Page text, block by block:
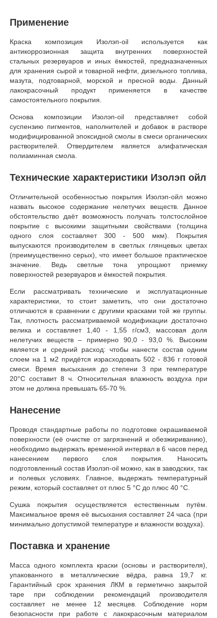
Применение
Краска композиция Изолэп-oil используется как
антикоррозионная защита внутренних поверхностей
стальных резервуаров и иных ёмкостей, предназначенных
для хранения сырой и товарной нефти, дизельного топлива,
мазута, подтоварной, морской и пресной воды. Данный
лакокрасочный продукт применяется в качестве
самостоятельного покрытия.
Основа композиции Изолэп-oil представляет собой
суспензию пигментов, наполнителей и добавок в растворе
модифицированной эпоксидной смолы в смеси органических
растворителей. Отвердителем является алифатическая
полиаминная смола.
Технические характеристики Изолэп ойл
Отличительной особенностью покрытия Изолэп-ойл можно
назвать высокое содержание нелетучих веществ. Данное
обстоятельство даёт возможность получать толстослойное
покрытие с высокими защитными свойствами (толщина
одного слоя составляет 300 - 500 мкм). Покрытия
выпускаются производителем в светлых глянцевых цветах
(преимущественно серых), что имеет большое практическое
значение. Ведь светлые тона упрощают приемку
поверхностей резервуаров и ёмкостей покрытия.
Если рассматривать технические и эксплуатационные
характеристики, то стоит заметить, что они достаточно
отличаются в сравнении с другими красками той же группы.
Так, плотность рассматриваемой модификации достаточно
велика и составляет 1,40 - 1,55 г/см3, массовая доля
нелетучих веществ – примерно 90,0 - 93,0 %. Высоким
является и средний расход: чтобы нанести состав одним
слоем на 1 м2 придётся израсходовать 502 - 836 г готовой
смеси. Время высыхания до степени 3 при температуре
20°С составит 8 ч. Относительная влажность воздуха при
этом не должна превышать 65-70 %.
Нанесение
Проводя стандартные работы по подготовке окрашиваемой
поверхности (её очистке от загрязнений и обезжириванию),
необходимо выдержать временной интервал в 6 часов перед
нанесением первого слоя покрытия. Наносить
подготовленный состав Изолэп-oil можно, как в заводских, так
и полевых условиях. Главное, выдержать температурный
режим, который составляет от плюс 5 °С до плюс 40 °С.
Сушка покрытия осуществляется естественным путём.
Максимальное время её высыхания составляет 24 часа (при
минимально допустимой температуре и влажности воздуха).
Поставка и хранение
Масса одного комплекта краски (основы и растворителя),
упакованного в металлические вёдра, равна 19,7 кг.
Гарантийный срок хранения ЛКМ в герметично закрытой
таре при соблюдении рекомендаций производителя
составляет не менее 12 месяцев. Соблюдение норм
безопасности при работе с лакокрасочным материалом